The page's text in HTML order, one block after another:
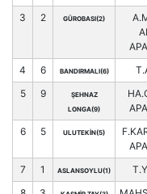
3 2 GÜROBASI(2)
4 6 BANDIRMALI(6)
5 9
ŞEHNAZ
LONGA(9)
6 5 ULUTEKİN(5)
7 1 ASLANSOYLU(1)